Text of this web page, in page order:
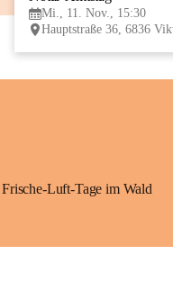
Mi., 11. Nov., 15:30
Hauptstraße 36, 6836
Frische-Luft-Tage im Wald